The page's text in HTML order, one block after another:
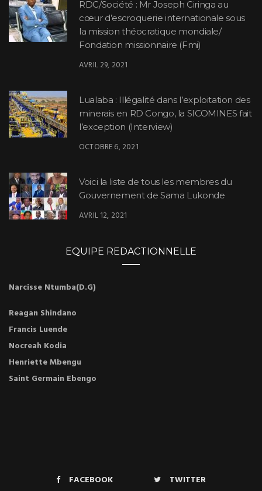
RDC/Société : Mr Joseph Ciringa au
cœur d’escroquerie internationale sous
la mission théocratique mondiale/
Fondation missionnaire (Fmi)
AVRIL 29, 2021
Lualaba : Illégalité dans l’exploitation des
minerais en RD Congo, la SICOMINES fait
l’exception (Interview)
OCTOBRE 6, 2021
Voici la liste de tous les membres du
Gouvernement de Sama Lukonde
AVRIL 12, 2021
EQUIPE REDACTIONNELLE
Narcisse Ntumba(D.G)
Reagan Shindano
Francis Luende
Nocreah Kodia
Henriette Mbengu
Saint Germain Ebengo
FACEBOOK
TWITTER